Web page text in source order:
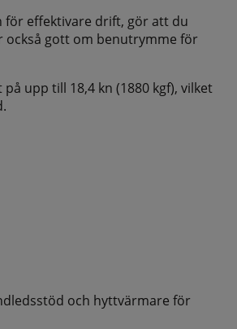
för effektivare drift, gör att du
också gott om benutrymme för
upp till 18,4 kn (1880 kgf), vilket
och hyttvärmare för